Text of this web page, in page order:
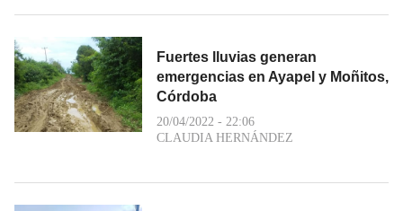
Fuertes lluvias generan
emergencias en Ayapel y Moñitos,
Córdoba
20/04/2022 - 22:06
CLAUDIA HERNÁNDEZ